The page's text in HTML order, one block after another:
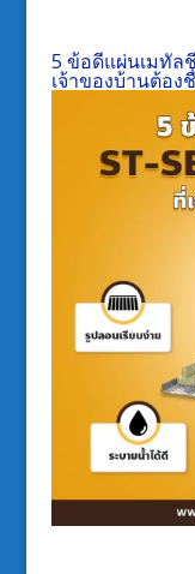
5 ข้อดีแผ่นเมทัล
เจ้าของบ้านต้อง